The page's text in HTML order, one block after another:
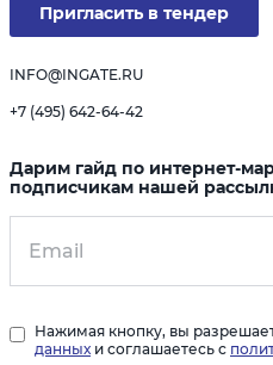
Пригласить в тендер
INFO@INGATE.RU
+7 (495) 642-64-42
Дарим гайд по интернет-
подписчикам нашей
Нажимая кнопку, вы
данных и соглашаетесь с